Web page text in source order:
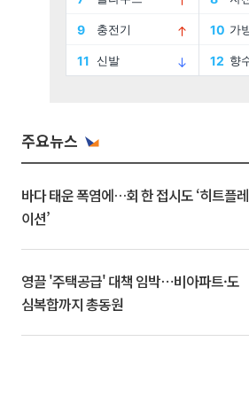
주요뉴스
바다 태운 폭염에…회 한 접시도 ‘히트플레
이션’
영끌 '주택공급' 대책 임박⋯비아파트·도
심복합까지 총동원